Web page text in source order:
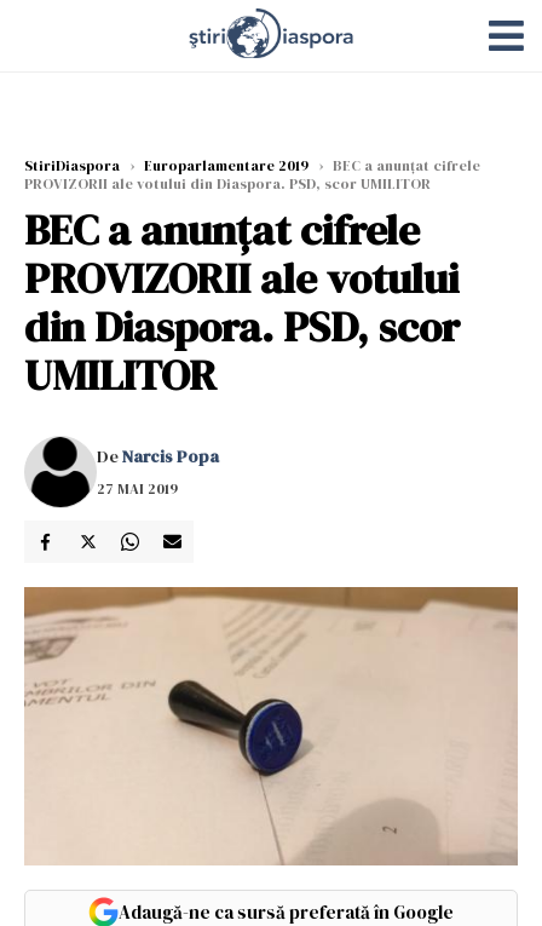
StiriDiaspora › Europarlamentare 2019 › BEC a anunțat cifrele
PROVIZORII ale votului din Diaspora. PSD, scor UMILITOR
BEC a anunțat cifrele
PROVIZORII ale votului
din Diaspora. PSD, scor
UMILITOR
DeNarcis Popa
27 MAI 2019
Adaugă-ne ca sursă preferată în Google